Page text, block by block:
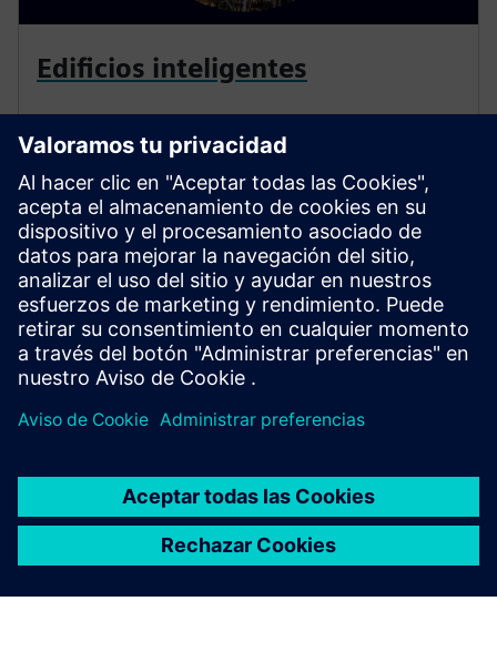
Edificios inteligentes
construcción inteligente de Siemens se integran a la
perfección en edificios nuevos y existentes. Permítanos
ayudarle a ser más eficiente energéticamente, seguro
y receptivo a las necesidades cambiantes de sus
ocupantes.